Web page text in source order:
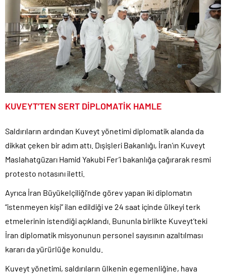
KUVEYT’TEN SERT DİPLOMATİK HAMLE
Saldırıların ardından Kuveyt yönetimi diplomatik alanda da
dikkat çeken bir adım attı. Dışişleri Bakanlığı, İran’ın Kuveyt
Maslahatgüzarı Hamid Yakubi Fer’i bakanlığa çağırarak resmi
protesto notasını iletti.
Ayrıca İran Büyükelçiliği’nde görev yapan iki diplomatın
“istenmeyen kişi” ilan edildiği ve 24 saat içinde ülkeyi terk
etmelerinin istendiği açıklandı. Bununla birlikte Kuveyt’teki
İran diplomatik misyonunun personel sayısının azaltılması
kararı da yürürlüğe konuldu.
Kuveyt yönetimi, saldırıların ülkenin egemenliğine, hava